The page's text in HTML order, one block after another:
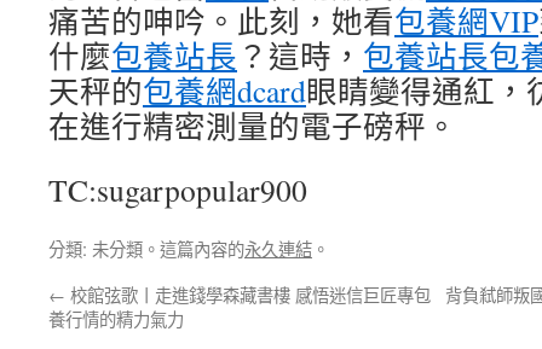
痛苦的呻吟。此刻，她看包養網VIP
什麼包養站長 ？這時， 包養站長包
天秤的包養網dcard眼睛變得通紅，
在進行精密測量的電子磅秤。
TC:sugarpopular900
分類: 未分類。這篇內容的永久連結 。
← 校館弦歌丨走進錢學森藏書樓 感悟迷信巨匠專包
養行情的精力氣力
背負弒師叛